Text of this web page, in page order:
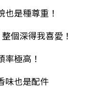
是種尊重！
整個深得我喜愛！
極高！
味也是配件